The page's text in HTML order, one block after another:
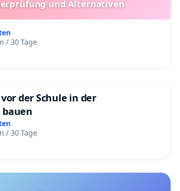
und Alternativen
/ 30 Tage
der Schule in der
/ 30 Tage